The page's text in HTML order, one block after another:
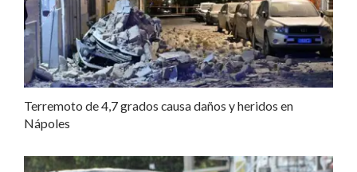
Terremoto de 4,7 grados causa daños y heridos en
Nápoles